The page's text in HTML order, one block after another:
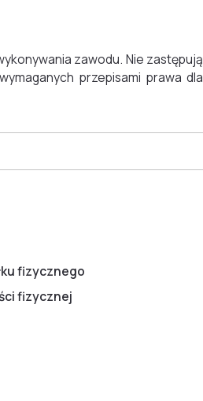
zawodu. Nie zastępują
przepisami prawa dla
fizycznego
fizycznej